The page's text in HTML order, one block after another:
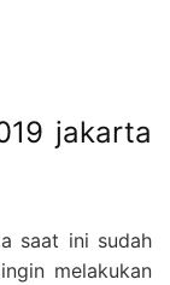
jakarta
saat ini sudah
melakukan